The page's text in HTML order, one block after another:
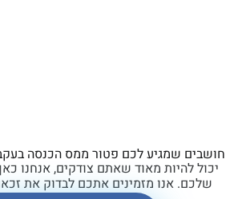
שמגיע לכם פטור ממס הכנסה בעקבות
להיות מאוד שאתם צודקים, אנחנו כאן 'בשביל
אנו מזמינים אתכם לבדוק את זכאותכם